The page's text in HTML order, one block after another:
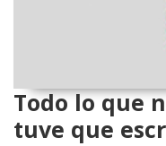
Todo lo que
tuve que